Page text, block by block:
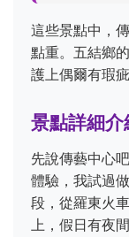
這些景點中，
點重。五結鄉
護上偶爾有瑕
景點詳細介
先說傳藝中心
體驗，我試過
段，從羅東火
上，假日有夜